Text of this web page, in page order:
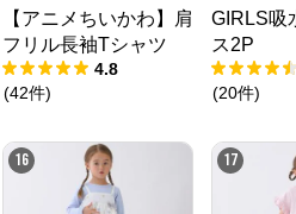
【アニメちいかわ】肩
フリル長袖Tシャツ
4.8
(42件)
GIRLS吸
ス2P
(20件)
16 17